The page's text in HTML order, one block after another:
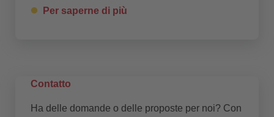
Per saperne di più
Contatto
Ha delle domande o delle proposte per noi? Con